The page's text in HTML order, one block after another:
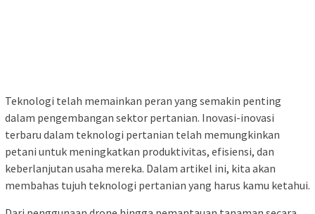
Teknologi telah memainkan peran yang semakin penting
dalam pengembangan sektor pertanian. Inovasi-inovasi
terbaru dalam teknologi pertanian telah memungkinkan
petani untuk meningkatkan produktivitas, efisiensi, dan
keberlanjutan usaha mereka. Dalam artikel ini, kita akan
membahas tujuh teknologi pertanian yang harus kamu ketahui.